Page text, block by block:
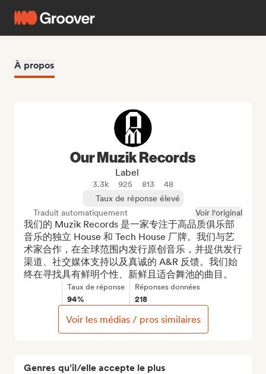
À propos
Genres qu’il/elle accepte le plus
Our Muzik Records
Label
3.3k 925 813
48
Taux de réponse élevé
Traduit automatiquement
Voir l'original
我们的 Muzik Records 是一家专注于高品质俱乐部
音乐的独立 House 和 Tech House 厂牌。我们与艺
术家合作，在全球范围内发行原创音乐，并提供发行
渠道、社交媒体支持以及真诚的 A&R 反馈。我们始
终在寻找具有鲜明个性、新鲜且适合舞池的曲目。
Taux de réponse
94%
Réponses données
218
Voir les médias / pros similaires